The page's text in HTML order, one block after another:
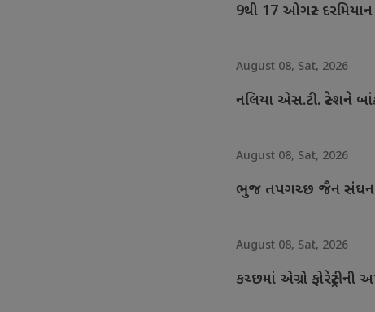
9થી 17 ઓગસ્ટ
August 08, Sat, 2026
નલિયા એસ.ટી. સ્ટેશને
August 08, Sat, 2026
ભુજ તપગચ્છ જૈન સંઘના
August 08, Sat, 2026
કચ્છમાં એગ્રો